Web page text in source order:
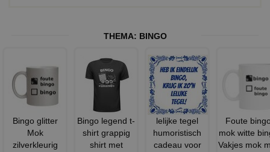
THEMA: BINGO
Bingo glitter
Mok
zilverkleurig
Bingo legend t-
shirt grappig
shirt met
lelijke tegel
humoristisch
cadeau voor
Foute
mok witte
Vakjes mok